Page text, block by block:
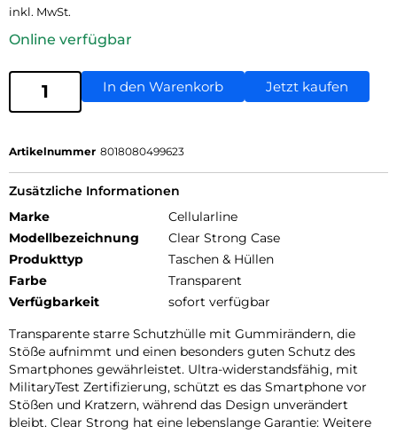
inkl. MwSt.
Online verfügbar
In den Warenkorb Jetzt kaufen
Artikelnummer 8018080499623
Zusätzliche Informationen
Marke
Cellularline
Modellbezeichnung
Clear Strong Case
Produkttyp
Taschen & Hüllen
Farbe
Transparent
Verfügbarkeit
sofort verfügbar
Transparente starre Schutzhülle mit Gummirändern, die
Stöße aufnimmt und einen besonders guten Schutz des
Smartphones gewährleistet. Ultra-widerstandsfähig, mit
MilitaryTest Zertifizierung, schützt es das Smartphone vor
Stößen und Kratzern, während das Design unverändert
bleibt. Clear Strong hat eine lebenslange Garantie: Weitere